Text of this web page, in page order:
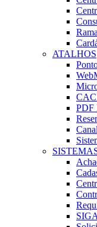
ATALHOS
PDF